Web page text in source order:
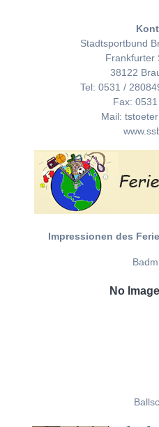
Stadtsportbund
Frankfurter
38122
Tel: 0531 /
Fax:
Mail:
Impressionen des
No